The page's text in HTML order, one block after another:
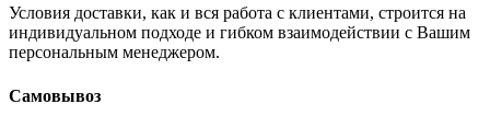
Условия доставки, как и вся работа с клиентами, строится на
индивидуальном подходе и гибком взаимодействии с Вашим
персональным менеджером.
Самовывоз